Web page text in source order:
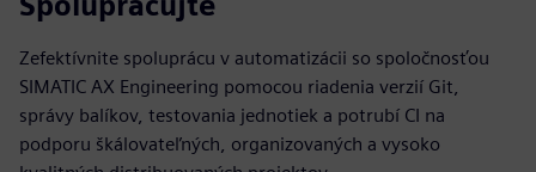
Zefektívnite spoluprácu v automatizácii so spoločnosťou
SIMATIC AX Engineering pomocou riadenia verzií Git,
správy balíkov, testovania jednotiek a potrubí CI na
podporu škálovateľných, organizovaných a vysoko